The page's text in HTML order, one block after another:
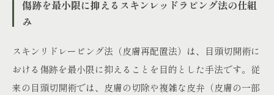
傷跡を最小限に抑えるスキンレッドラピング法の仕組
み
スキンリドレーピング法（皮膚再配置法）は、目頭切開術に
おける傷跡を最小限に抑えることを目的とした手法です。従
来の目頭切開術では、皮膚の切除や複雑な皮弁（皮膚の一部